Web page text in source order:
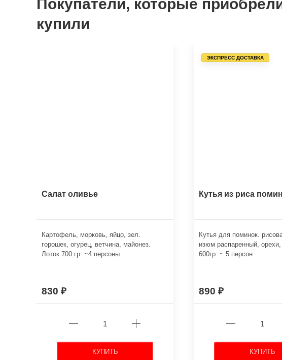
Покупатели, которые
купили
Салат оливье
Картофель, морковь, яйцо, зел.
горошек, огурец, ветчина, майонез.
Лоток 700 гр. ~4 персоны.
830
КУПИТЬ
ЭКСПРЕСС ДОСТАВКА
Кутья из риса
Кутья для поминок.
изюм распаренный, орехи,
600гр. ~ 5 персон
890
КУПИТЬ